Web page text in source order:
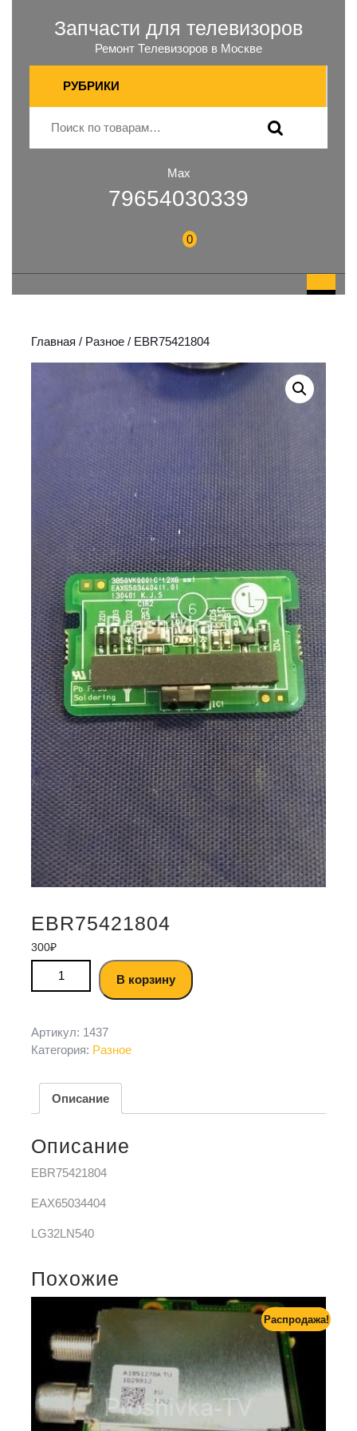
Запчасти для телевизоров
Ремонт Телевизоров в Москве
РУБРИКИ
Max
79654030339
0
Главная / Разное / EBR75421804
EBR75421804
300₽
В корзину
Артикул: 1437
Категория: Разное
Описание
Описание
EBR75421804
EAX65034404
LG32LN540
Похожие
Распродажа!